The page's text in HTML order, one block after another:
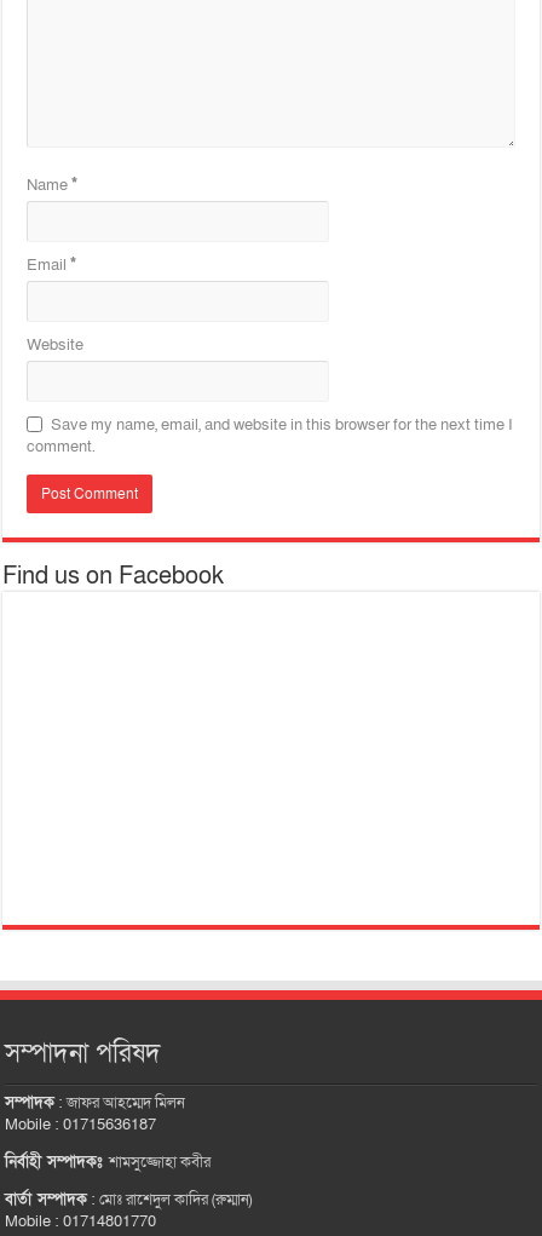
Name*
Email*
Website
Save my name, email, and website in this browser for the next time I
comment.
Find us on Facebook
সম্পাদনা পরিষদ
সম্পাদক:জাফর আহম্মেদ মিলন
Mobile : 01715636187
নির্বাহী সম্পাদকঃশামসুজ্জোহা কবীর
বার্তা সম্পাদক:মোঃ রাশেদুল কাদির (রুম্মান)
Mobile : 01714801770